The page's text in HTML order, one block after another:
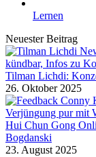
Lernen
Neuester Beitrag
Tilman Lichdi:
26. Oktober 2025
Hui Chun Gong
Bogdanski
23. August 2025